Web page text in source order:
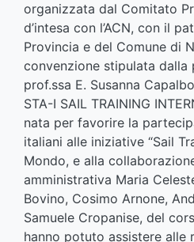
organizzata dal Comitato
d’intesa con l’ACN, con il
Provincia e del Comune di
convenzione stipulata dalla
prof.ssa E. Susanna
STA-I SAIL TRAINING
nata per favorire la
italiani alle iniziative “Sail
Mondo, e alla
amministrativa Maria
Bovino, Cosimo Arnone,
Samuele Cropanise, del
hanno potuto assistere alle